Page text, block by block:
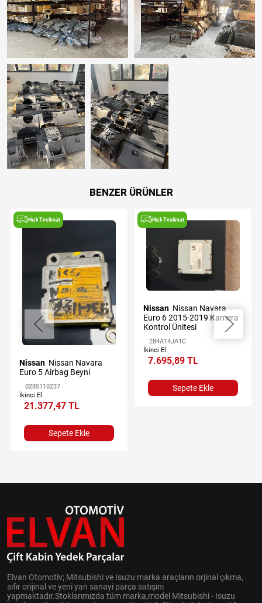
BENZER ÜRÜNLER
Hızlı Teslimat
Nissan
Euro 5 Airbag Beyni
0285110237
İkinci El
21.377,47 TL
Sepete Ekle
Hızlı Teslimat
Nissan
Euro 6 2015-2019 Kamera
Kontrol Ünitesi
284A14JA1C
İkinci El
7.695,89 TL
Sepete Ekle
Elvan Otomotiv; Mitsubishi ve Isuzu marka araçların orjinal çıkma,
sıfır orijinal ve yeni yan sanayi parça satışını
yapmaktadır.Stoklarımızda tüm marka,model Mitsubishi - Isuzu